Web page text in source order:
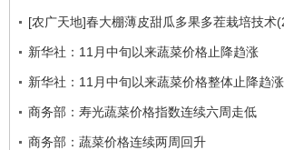
[农广天地]春大棚薄皮甜瓜多果多茬栽培技术
新华社：11月中旬以来蔬菜价格止降趋涨
新华社：11月中旬以来蔬菜价格整体止降趋涨
商务部：寿光蔬菜价格指数连续六周走低
商务部：蔬菜价格连续两周回升